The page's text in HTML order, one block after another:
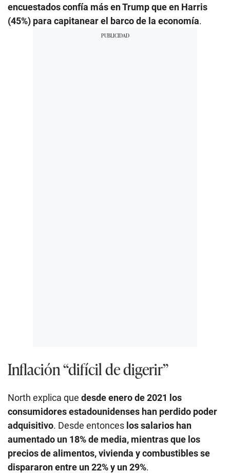
encuestados confía más en Trump que en Harris
(45%) para capitanear el barco de la economía.
Inflación “difícil de digerir”
North explica que desde enero de 2021 los
consumidores estadounidenses han perdido poder
adquisitivo. Desde entonces los salarios han
aumentado un 18% de media, mientras que los
precios de alimentos, vivienda y combustibles se
dispararon entre un 22% y un 29%.